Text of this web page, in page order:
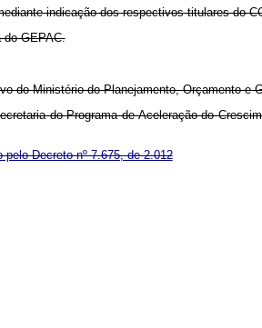
indicação dos respectivos titulares do
do GEPAC.
do Ministério do Planejamento, Orçamento e
do Programa de Aceleração do
pelo Decreto nº 7.675, de 2.012